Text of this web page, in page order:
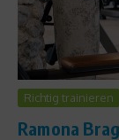
Richtig trainieren
Ramona